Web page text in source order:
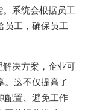
。系统会根据员工
员工，确保员工
解决方案，企业可
。这不仅提高了
配置、避免工作